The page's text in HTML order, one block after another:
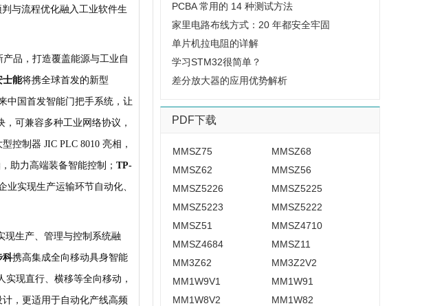
与流程优化融入工业软件生
产品，打造覆盖能源与工业自
士能将携全球首发的新型
中国首发智能门把手系统，让
可兼容多种工业网络协议，
控制器 JIC PLC 8010 亮相，
助力高端装备智能控制； TP-
实现生产运输环节自动化、
现生产、管理与控制系统融
科携高集成全向移动具身智能
实现直行、横移等全向移动，
，更适用于自动化产线高频
PCBA 常用的 14 种测试方法
家里电路布线方式：20 年都安全牢固
单片机拉电阻的详解
学习STM32很简单？
差分放大器的应用优势解析
PDF下载
MMSZ75
MMSZ68
MMSZ62
MMSZ56
MMSZ5226
MMSZ5225
MMSZ5223
MMSZ5222
MMSZ51
MMSZ4710
MMSZ4684
MMSZ11
MM3Z62
MM3Z2V2
MM1W9V1
MM1W91
MM1W8V2
MM1W82